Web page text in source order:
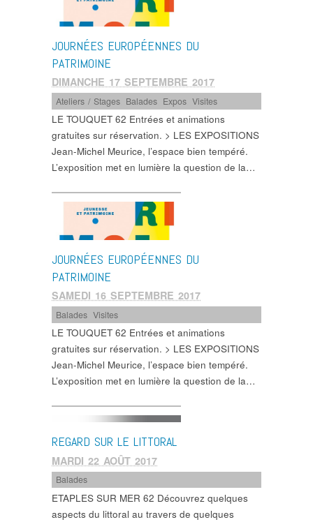
JOURNÉES EUROPÉENNES DU
PATRIMOINE
DIMANCHE 17 SEPTEMBRE 2017
Ateliers / Stages Balades Expos ,Visites
LE TOUQUET 62 Entrées et animations
gratuites sur réservation. > LES EXPOSITIONS
Jean-Michel Meurice, l’espace bien tempéré.
L’exposition met en lumière la question de la…
JOURNÉES EUROPÉENNES DU
PATRIMOINE
SAMEDI 16 SEPTEMBRE 2017
Balades ,Visites
LE TOUQUET 62 Entrées et animations
gratuites sur réservation. > LES EXPOSITIONS
Jean-Michel Meurice, l’espace bien tempéré.
L’exposition met en lumière la question de la…
REGARD SUR LE LITTORAL
MARDI 22 AOÛT 2017
Balades
ETAPLES SUR MER 62 Découvrez quelques
aspects du littoral au travers de quelques